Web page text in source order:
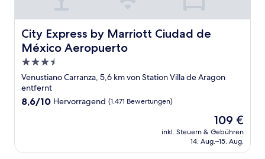
City Express by Marriott Ciudad de
México Aeropuerto
City Express by Marriott Ciudad de México Aeropuerto
3.5-
Sterne-
Unterkunft
Venustiano Carranza, 5,6 km von Station Villa de Aragon
entfernt
8.6
Bewertungen)
8,6/10 Hervorragend (1.471 Bewertungen)
Der
Preis
beträgt
109 €
inkl. Steuern & Gebühren
14. Aug.–15. Aug.